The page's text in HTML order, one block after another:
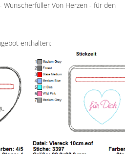
Wunscherfüller Von Herzen - für den
enthalten: